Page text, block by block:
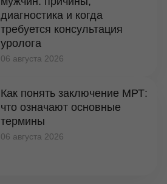
диагностика и когда
требуется консультация
уролога
06 августа 2026
Как понять заключение МРТ:
что означают основные
термины
06 августа 2026